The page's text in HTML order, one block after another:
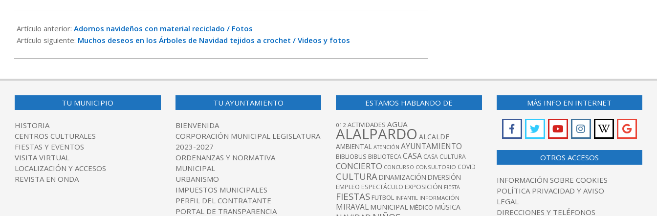
12-
16
Artículo anterior: Adornos navideños con material reciclado / Fotos
Artículo siguiente: Muchos deseos en los Árboles de Navidad tejidos a crochet / Videos y fotos
TU MUNICIPIO
HISTORIA
CENTROS CULTURALES
FIESTAS Y EVENTOS
VISITA VIRTUAL
LOCALIZACIÓN Y ACCESOS
REVISTA EN ONDA
TU AYUNTAMIENTO
BIENVENIDA
CORPORACIÓN MUNICIPAL LEGISLATURA
2023-2027
ORDENANZAS Y NORMATIVA
MUNICIPAL
URBANISMO
IMPUESTOS MUNICIPALES
PERFIL DEL CONTRATANTE
PORTAL DE TRANSPARENCIA
ESTAMOS HABLANDO DE
012 ACTIVIDADES AGUA
ALALPARDO ALCALDE
AMBIENTAL ATENCIÓN AYUNTAMIENTO
BIBLIOBUS BIBLIOTECACASA CASA CULTURA
CONCIERTO CONCURSO CONSULTORIO COVID
CULTURA DINAMIZACIÓN DIVERSIÓN
EMPLEO ESPECTÁCULO EXPOSICIÓN FIESTA
FIESTAS FUTBOL INFANTIL INFORMACIÓN
MIRAVAL MUNICIPAL MÉDICO MÚSICA
MÁS INFO EN INTERNET
OTROS ACCESOS
INFORMACIÓN SOBRE COOKIES
POLÍTICA PRIVACIDAD Y AVISO
LEGAL
DIRECCIONES Y TELÉFONOS